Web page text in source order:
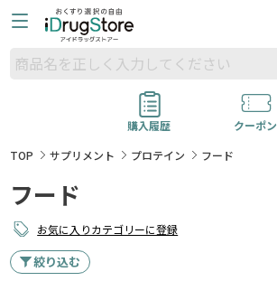
購入履歴
クーポン
TOP
サプリメント プロテイン フード
フード
お気に入りカテゴリーに登録
絞り込む